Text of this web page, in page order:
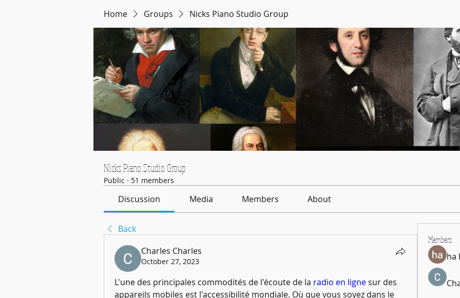
Home Groups Nicks Piano Studio Group
Nicks Piano Studio Group
Public · 51 members
Discussion Media Members About
Back
Charles Charles
October 27, 2023
L'une des principales commodités de l'écoute de la radio en ligne sur des
appareils mobiles est l'accessibilité mondiale. Où que vous soyez dans le
Members
ha